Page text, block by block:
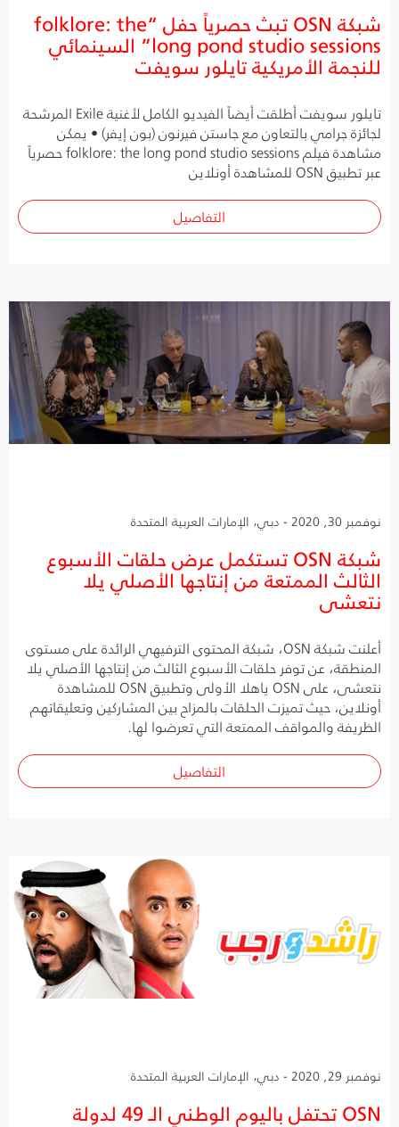
شبكة OSN تبث حصرياً حفل “folklore: the
long pond studio sessions” السينمائي
للنجمة الأمريكية تايلور سويفت
تايلور سويفت أطلقت أيضاً الفيديو الكامل لأغنية Exile المرشحة
لجائزة جرامي بالتعاون مع جاستن فيرنون (بون إيفر) • يمكن
مشاهدة فيلم folklore: the long pond studio sessions حصرياً
عبر تطبيق OSN للمشاهدة أونلاين
التفاصيل
نوفمبر 30, 2020 - دبي، الإمارات العربية المتحدة
شبكة OSN تستكمل عرض حلقات الأسبوع
الثالث الممتعة من إنتاجها الأصلي يلا
نتعشى
أعلنت شبكة OSN، شبكة المحتوى الترفيهي الرائدة على مستوى
المنطقة، عن توفر حلقات الأسبوع الثالث من إنتاجها الأصلي يلا
نتعشى، على OSN ياهلا الأولى وتطبيق OSN للمشاهدة
أونلاين، حيث تميزت الحلقات بالمزاح بين المشاركين وتعليقاتهم
الظريفة والمواقف الممتعة التي تعرضوا لها.
التفاصيل
نوفمبر 29, 2020 - دبي، الإمارات العربية المتحدة
OSN تحتفل باليوم الوطني الـ 49 لدولة